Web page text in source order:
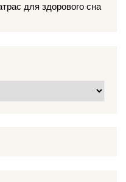
для здорового сна